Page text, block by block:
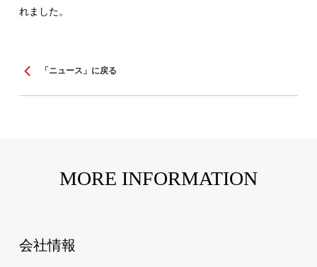
れました。
「ニュース」に戻る
MORE INFORMATION
会社情報